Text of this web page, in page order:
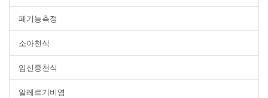
폐기능측정
소아천식
임신중천식
알레르기비염